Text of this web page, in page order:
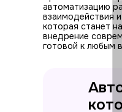
автоматизацию
взаимодействия
которая станет
внедрение
готовой к любым